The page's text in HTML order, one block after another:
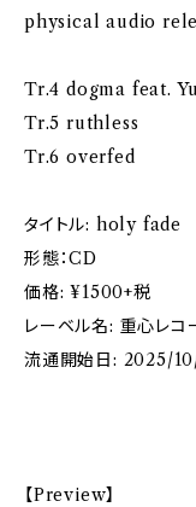
physical audio
Tr.4 dogma feat.
Tr.5 ruthless
Tr.6 overfed
タイトル: holy fade
形態：CD
価格: ¥1500+税
レーベル名: 重心レ
流通開始日: 2025/
【Preview】